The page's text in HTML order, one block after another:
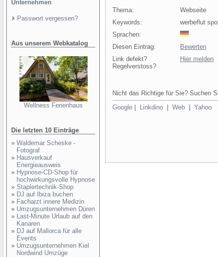
Unternehmen
Passwort vergessen?
Aus unserem Webkatalog
Wellness Ferienhaus
Die letzten 10 Einträge
» Waldemar Scheske -
Fotograf
» Hausverkauf
Energieausweis
» Hypnose-CD-Shop für
hochwirkungsvolle Hypnose
» Staplertechnik-Shop
» DJ auf Ibiza buchen
» Facharzt innere Medizin
» Umzugsunternehmen Düren
» Last-Minute Urlaub auf den
Kanaren
» DJ auf Mallorca für alle
Events
» Umzugsunternehmen Kiel
Nordwind Umzüge
Thema:
Webseite
Keywords:
werbeflut
Sprachen:
Diesen Eintrag:
Bewerten
Link defekt?
Regelverstoss?
Hier melden
Nicht das Richtige für Sie? Suchen
Google
Linkdino Web Yahoo